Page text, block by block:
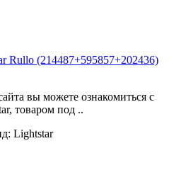
Rullo (214487+595857+202436)
вы можете ознакомиться с
товаром под ..
Lightstar